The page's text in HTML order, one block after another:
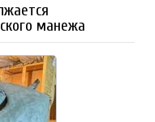
манежа